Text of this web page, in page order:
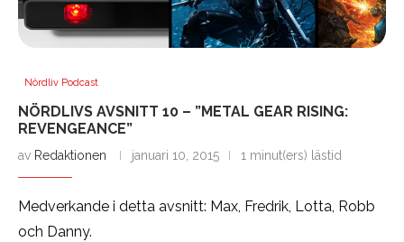
Nördliv Podcast
NÖRDLIVS AVSNITT 10 – ”METAL GEAR RISING:
REVENGEANCE”
av Redaktionen januari 10, 2015 1 minut(ers) lästid
Medverkande i detta avsnitt: Max, Fredrik, Lotta, Robb
och Danny.